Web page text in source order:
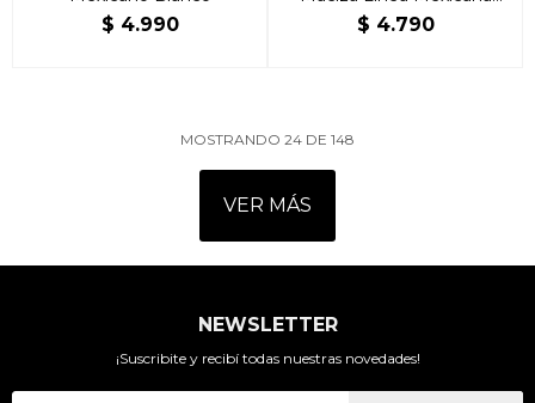
$ 4.990
Natural
$ 4.790
MOSTRANDO 24 DE 148
VER MÁS
NEWSLETTER
¡Suscribite y recibí todas nuestras novedades!